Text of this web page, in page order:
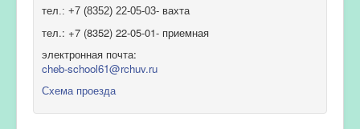
тел.: +7 (8352) 22-05-03- вахта
тел.: +7 (8352) 22-05-01- приемная
электронная почта:
cheb-school61@rchuv.ru
Схема проезда